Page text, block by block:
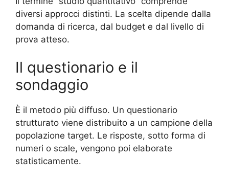
diversi approcci distinti. La scelta dipende dalla
domanda di ricerca, dal budget e dal livello di
prova atteso.
Il questionario e il
sondaggio
È il metodo più diffuso. Un questionario
strutturato viene distribuito a un campione della
popolazione target. Le risposte, sotto forma di
numeri o scale, vengono poi elaborate
statisticamente.